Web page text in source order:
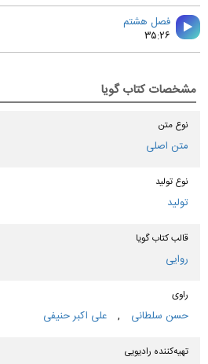
فصل هشتم
۳۵:۲۶
مشخصات کتاب گویا
نوع متن
متن اصلی
نوع تولید
تولید
قالب کتاب گویا
روایی
راوی
حسن سلطانی , علی اكبر حنیفی
تهیه‌کننده رادیویی